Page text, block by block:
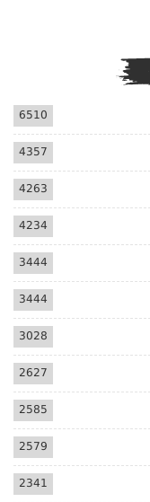
6510
4357
4263
4234
3444
3444
3028
2627
2585
2579
2341